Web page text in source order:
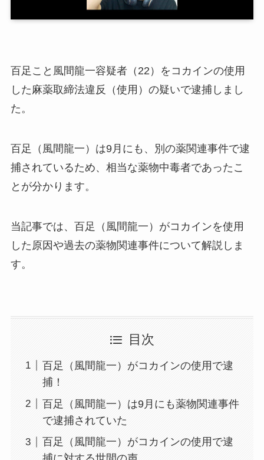
百足こと風間龍一容疑者（22）をコカインの使用
した麻薬取締法違反（使用）の疑いで逮捕しまし
た。
百足（風間龍一）は9月にも、別の薬関連事件で逮
捕されているため、相当な薬物中毒者であったこ
とが分かります。
当記事では、百足（風間龍一）がコカインを使用
した原因や過去の薬物関連事件について解説しま
す。
目次
百足（風間龍一）がコカインの使用で逮
捕！
百足（風間龍一）は9月にも薬物関連事件
で逮捕されていた
百足（風間龍一）がコカインの使用で逮